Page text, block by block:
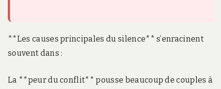
**Les causes principales du silence** s’enracinent
souvent dans :
La **peur du conflit** pousse beaucoup de couples à